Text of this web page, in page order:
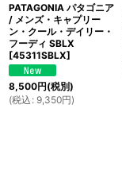
PATAGONIA パタゴニア
/ メンズ・キャプリー
ン・クール・デイリー・
フーディ SBLX
[45311SBLX]
8,500円(税別)
(税込 : 9,350円)